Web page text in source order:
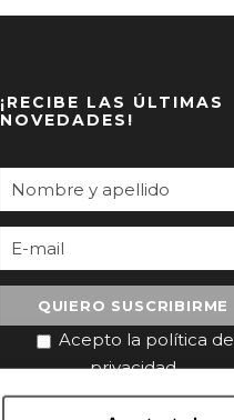
¡RECIBE LAS ÚLTIMAS
NOVEDADES!
Acepto la política de
privacidad